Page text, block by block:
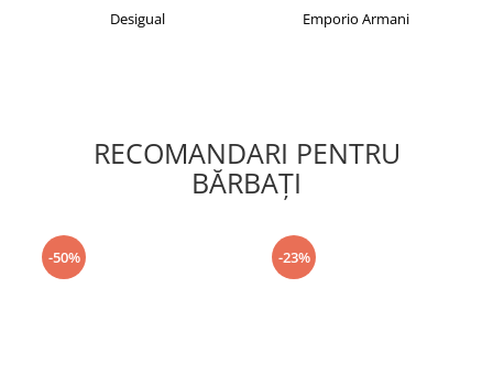
Desigual Emporio Armani
RECOMANDARI PENTRU
BĂRBAŢI
-50% -23%